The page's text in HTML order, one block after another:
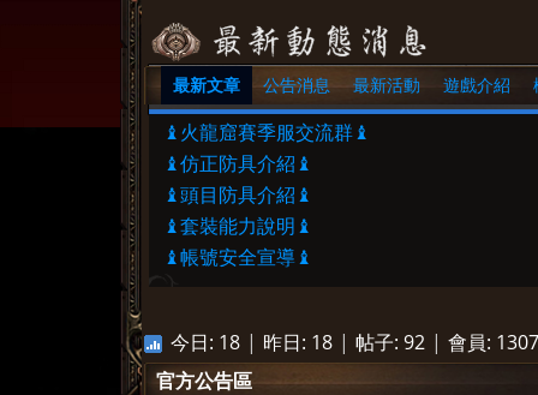
最新文章 公告消息 最新活動 遊戲介紹
♝火龍窟賽季服交流群♝
♝仿正防具介紹♝
♝頭目防具介紹♝
♝套裝能力說明♝
♝帳號安全宣導♝
今日: 18 | 昨日: 18 | 帖子: 92 | 會員: 1307
官方公告區